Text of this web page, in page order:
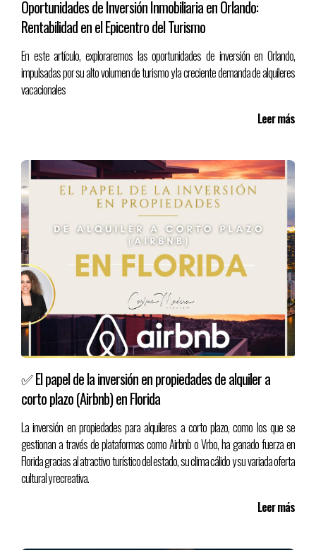
✅ Precalifícate con un prestamista.
✅ Elige 2-3 zonas objetivo basadas en rentabilidad y crecimiento.
✅ Trabaja con un realtor local con experiencia en inversiones.
✅ Calcula ROI y cash flow antes de hacer una oferta.
Invertir en Florida con menos de $200Kes totalmente posible,
si sabes dónde buscar, cómo apalancarte y eliges una estrategia
acorde a tu perfil. Comenzar pequeño es el primer paso para
escalar en el mundo de la inversión inmobiliaria. 🌱
Oportunidades de Inversión Inmobiliaria en Orlando:
Rentabilidad en el Epicentro del Turismo
En este artículo, exploraremos las oportunidades de inversión en Orlando,
impulsadas por su alto volumen de turismo y la creciente demanda de alquileres
vacacionales
Leer más
✅ El papel de la inversión en propiedades de alquiler a
corto plazo (Airbnb) en Florida
La inversión en propiedades para alquileres a corto plazo, como los que se
gestionan a través de plataformas como Airbnb o Vrbo, ha ganado fuerza en
Florida gracias al atractivo turístico del estado, su clima cálido y su variada oferta
cultural y recreativa.
Leer más